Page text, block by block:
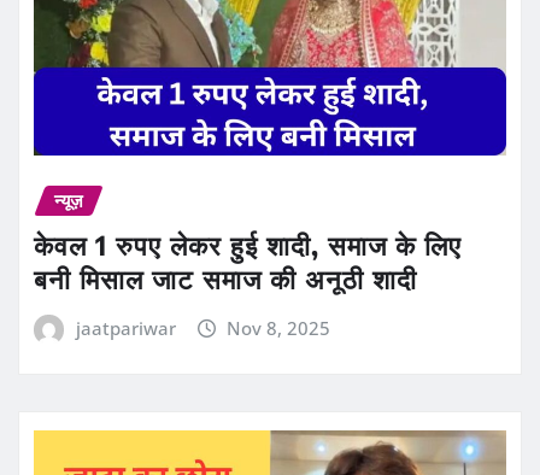
न्यूज़
केवल 1 रुपए लेकर हुई शादी, समाज के लिए
बनी मिसाल जाट समाज की अनूठी शादी
jaatpariwar Nov 8, 2025